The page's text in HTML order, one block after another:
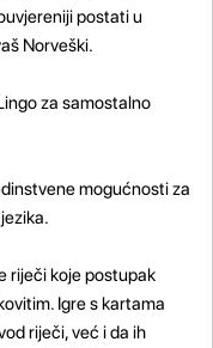
postati u
Norveški.
za samostalno
mogućnosti za
riječi koje postupak
Igre s kartama
riječi, već i da ih